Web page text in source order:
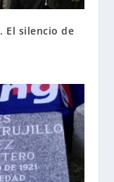
El silencio de